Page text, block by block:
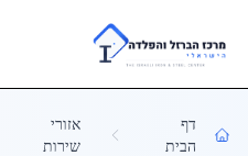
Skip to main content
דף
הבית
אזורי
שירות